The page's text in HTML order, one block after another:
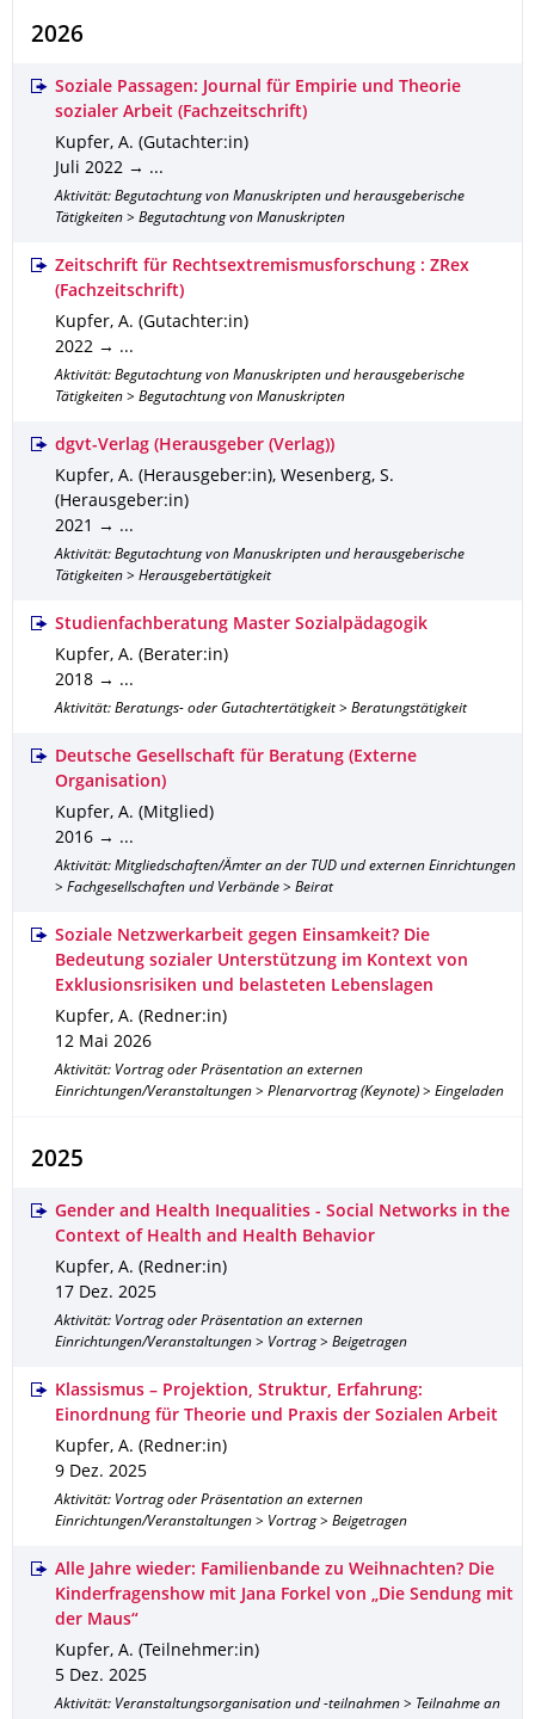
2026
Soziale Passagen: Journal für Empirie und Theorie
sozialer Arbeit (Fachzeitschrift)
Kupfer, A. (Gutachter:in)
Juli 2022 → ...
Aktivität: Begutachtung von Manuskripten und herausgeberische
Tätigkeiten > Begutachtung von Manuskripten
Zeitschrift für Rechtsextremismusforschung : ZRex
(Fachzeitschrift)
Kupfer, A. (Gutachter:in)
2022 → ...
Aktivität: Begutachtung von Manuskripten und herausgeberische
Tätigkeiten > Begutachtung von Manuskripten
dgvt-Verlag (Herausgeber (Verlag))
Kupfer, A. (Herausgeber:in), Wesenberg, S.
(Herausgeber:in)
2021 → ...
Aktivität: Begutachtung von Manuskripten und herausgeberische
Tätigkeiten > Herausgebertätigkeit
Studienfachberatung Master Sozialpädagogik
Kupfer, A. (Berater:in)
2018 → ...
Aktivität: Beratungs- oder Gutachtertätigkeit > Beratungstätigkeit
Deutsche Gesellschaft für Beratung (Externe
Organisation)
Kupfer, A. (Mitglied)
2016 → ...
Aktivität: Mitgliedschaften/Ämter an der TUD und externen Einrichtungen
> Fachgesellschaften und Verbände > Beirat
Soziale Netzwerkarbeit gegen Einsamkeit? Die
Bedeutung sozialer Unterstützung im Kontext von
Exklusionsrisiken und belasteten Lebenslagen
Kupfer, A. (Redner:in)
12 Mai 2026
Aktivität: Vortrag oder Präsentation an externen
Einrichtungen/Veranstaltungen > Plenarvortrag (Keynote) > Eingeladen
2025
Gender and Health Inequalities - Social Networks in the
Context of Health and Health Behavior
Kupfer, A. (Redner:in)
17 Dez. 2025
Aktivität: Vortrag oder Präsentation an externen
Einrichtungen/Veranstaltungen > Vortrag > Beigetragen
Klassismus – Projektion, Struktur, Erfahrung:
Einordnung für Theorie und Praxis der Sozialen Arbeit
Kupfer, A. (Redner:in)
9 Dez. 2025
Aktivität: Vortrag oder Präsentation an externen
Einrichtungen/Veranstaltungen > Vortrag > Beigetragen
Alle Jahre wieder: Familienbande zu Weihnachten? Die
Kinderfragenshow mit Jana Forkel von „Die Sendung mit
der Maus“
Kupfer, A. (Teilnehmer:in)
5 Dez. 2025
Aktivität: Veranstaltungsorganisation und -teilnahmen > Teilnahme an